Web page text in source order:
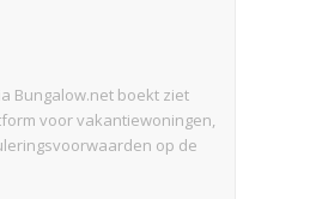
Bungalow.net boekt ziet
voor vakantiewoningen,
op de